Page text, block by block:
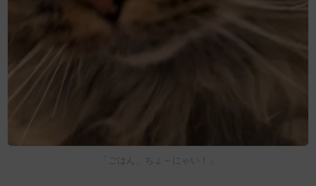
「ごはん、ちょ～にゃい！」